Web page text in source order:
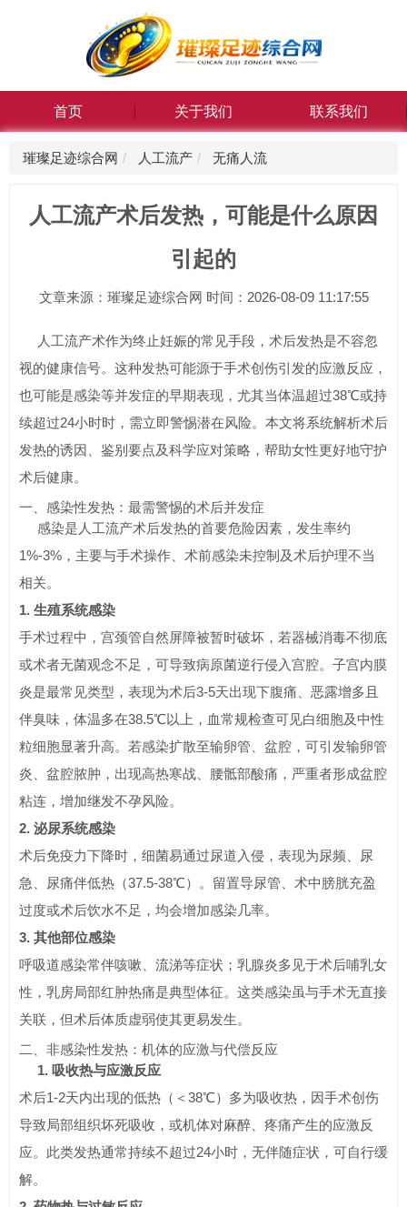
首页 关于我们 联系我们
璀璨足迹综合网 人工流产 无痛人流
人工流产术后发热，可能是什么原因
引起的
文章来源：璀璨足迹综合网 时间：2026-08-09 11:17:55
人工流产术作为终止妊娠的常见手段，术后发热是不容忽
视的健康信号。这种发热可能源于手术创伤引发的应激反应，
也可能是感染等并发症的早期表现，尤其当体温超过38℃或持
续超过24小时时，需立即警惕潜在风险。本文将系统解析术后
发热的诱因、鉴别要点及科学应对策略，帮助女性更好地守护
术后健康。
一、感染性发热：最需警惕的术后并发症
感染是人工流产术后发热的首要危险因素，发生率约
1%-3%，主要与手术操作、术前感染未控制及术后护理不当
相关。
1. 生殖系统感染
手术过程中，宫颈管自然屏障被暂时破坏，若器械消毒不彻底
或术者无菌观念不足，可导致病原菌逆行侵入宫腔。子宫内膜
炎是最常见类型，表现为术后3-5天出现下腹痛、恶露增多且
伴臭味，体温多在38.5℃以上，血常规检查可见白细胞及中性
粒细胞显著升高。若感染扩散至输卵管、盆腔，可引发输卵管
炎、盆腔脓肿，出现高热寒战、腰骶部酸痛，严重者形成盆腔
粘连，增加继发不孕风险。
2. 泌尿系统感染
术后免疫力下降时，细菌易通过尿道入侵，表现为尿频、尿
急、尿痛伴低热（37.5-38℃）。留置导尿管、术中膀胱充盈
过度或术后饮水不足，均会增加感染几率。
3. 其他部位感染
呼吸道感染常伴咳嗽、流涕等症状；乳腺炎多见于术后哺乳女
性，乳房局部红肿热痛是典型体征。这类感染虽与手术无直接
关联，但术后体质虚弱使其更易发生。
二、非感染性发热：机体的应激与代偿反应
1. 吸收热与应激反应
术后1-2天内出现的低热（＜38℃）多为吸收热，因手术创伤
导致局部组织坏死吸收，或机体对麻醉、疼痛产生的应激反
应。此类发热通常持续不超过24小时，无伴随症状，可自行缓
解。